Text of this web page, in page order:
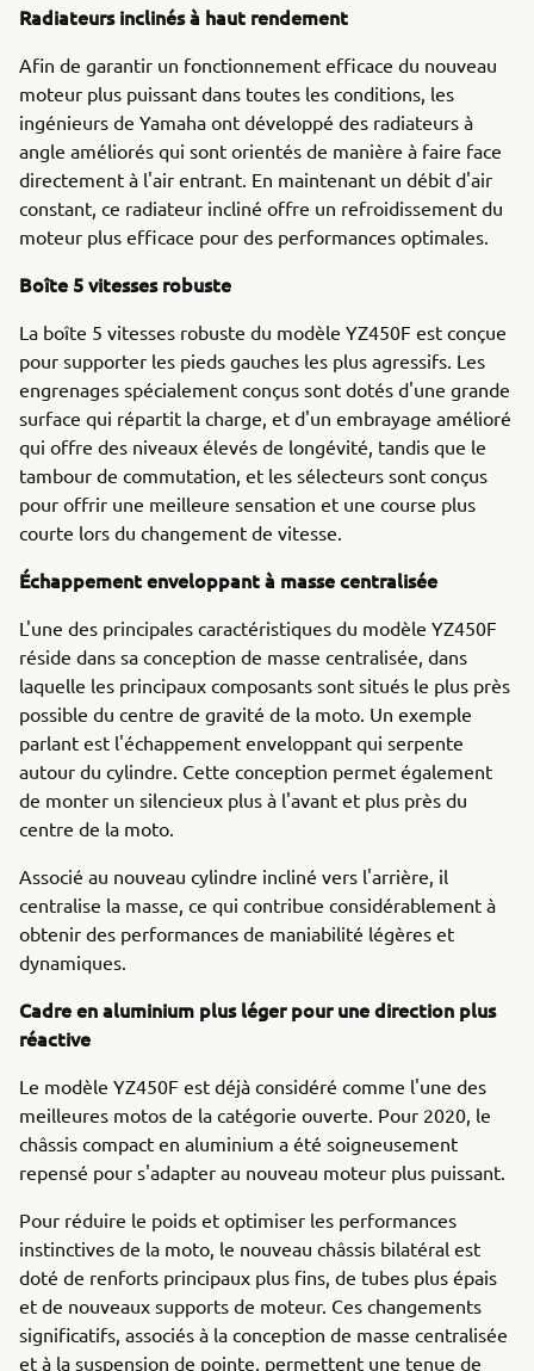
Radiateurs inclinés à haut rendement
Afin de garantir un fonctionnement efficace du nouveau
moteur plus puissant dans toutes les conditions, les
ingénieurs de Yamaha ont développé des radiateurs à
angle améliorés qui sont orientés de manière à faire face
directement à l'air entrant. En maintenant un débit d'air
constant, ce radiateur incliné offre un refroidissement du
moteur plus efficace pour des performances optimales.
Boîte 5 vitesses robuste
La boîte 5 vitesses robuste du modèle YZ450F est conçue
pour supporter les pieds gauches les plus agressifs. Les
engrenages spécialement conçus sont dotés d'une grande
surface qui répartit la charge, et d'un embrayage amélioré
qui offre des niveaux élevés de longévité, tandis que le
tambour de commutation, et les sélecteurs sont conçus
pour offrir une meilleure sensation et une course plus
courte lors du changement de vitesse.
Échappement enveloppant à masse centralisée
L'une des principales caractéristiques du modèle YZ450F
réside dans sa conception de masse centralisée, dans
laquelle les principaux composants sont situés le plus près
possible du centre de gravité de la moto. Un exemple
parlant est l'échappement enveloppant qui serpente
autour du cylindre. Cette conception permet également
de monter un silencieux plus à l'avant et plus près du
centre de la moto.
Associé au nouveau cylindre incliné vers l'arrière, il
centralise la masse, ce qui contribue considérablement à
obtenir des performances de maniabilité légères et
dynamiques.
Cadre en aluminium plus léger pour une direction plus
réactive
Le modèle YZ450F est déjà considéré comme l'une des
meilleures motos de la catégorie ouverte. Pour 2020, le
châssis compact en aluminium a été soigneusement
repensé pour s'adapter au nouveau moteur plus puissant.
Pour réduire le poids et optimiser les performances
instinctives de la moto, le nouveau châssis bilatéral est
doté de renforts principaux plus fins, de tubes plus épais
et de nouveaux supports de moteur. Ces changements
significatifs, associés à la conception de masse centralisée
et à la suspension de pointe, permettent une tenue de